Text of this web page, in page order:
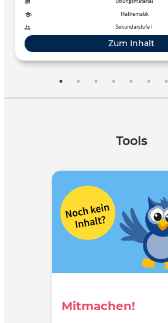
Mathematik
Sekundarstufe I
Zum Inhalt
Tools
Mitmachen!